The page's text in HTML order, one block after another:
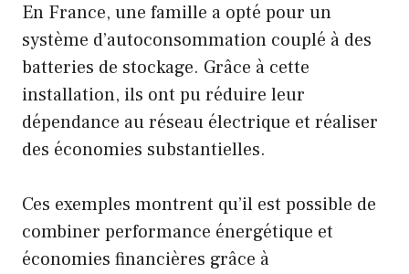
En France, une famille a opté pour un
système d’autoconsommation couplé à des
batteries de stockage. Grâce à cette
installation, ils ont pu réduire leur
dépendance au réseau électrique et réaliser
des économies substantielles.
Ces exemples montrent qu’il est possible de
combiner performance énergétique et
économies financières grâce à